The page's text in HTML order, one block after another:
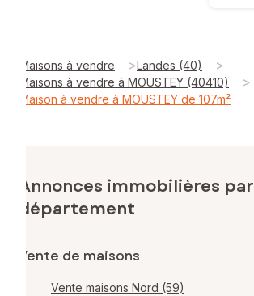
Maisons à vendre >Landes (40) >
Maisons à vendre à MOUSTEY (40410) >
Maison à vendre à MOUSTEY de 107m²
Annonces immobilières par
département
Vente de maisons
Vente maisons Nord (59)